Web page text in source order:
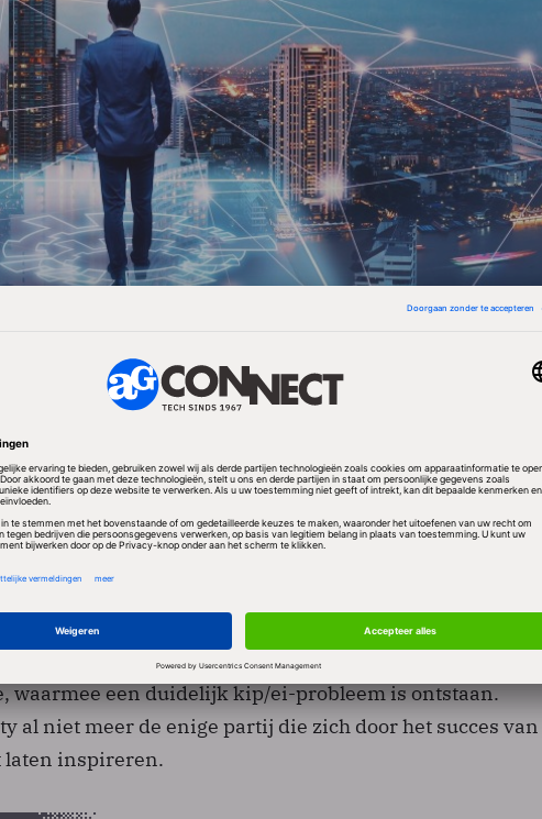
hun site ook afstemmen op ExitReality met een
(net als in Second Life) ook gebruikers hun ruimte
Gebruikers kunnen ook een profiel aanmaken dat ze
eerste indrukken van gebruikers zijn
maakt de zware 3D-interface indruk, maar
toe aan wat een gebruiker normaliter in zijn
vooral doordat sites niet zijn gemaakt voor een
waarmee een duidelijk kip/ei-probleem is ontstaan.
al niet meer de enige partij die zich door het succes van
laten inspireren.